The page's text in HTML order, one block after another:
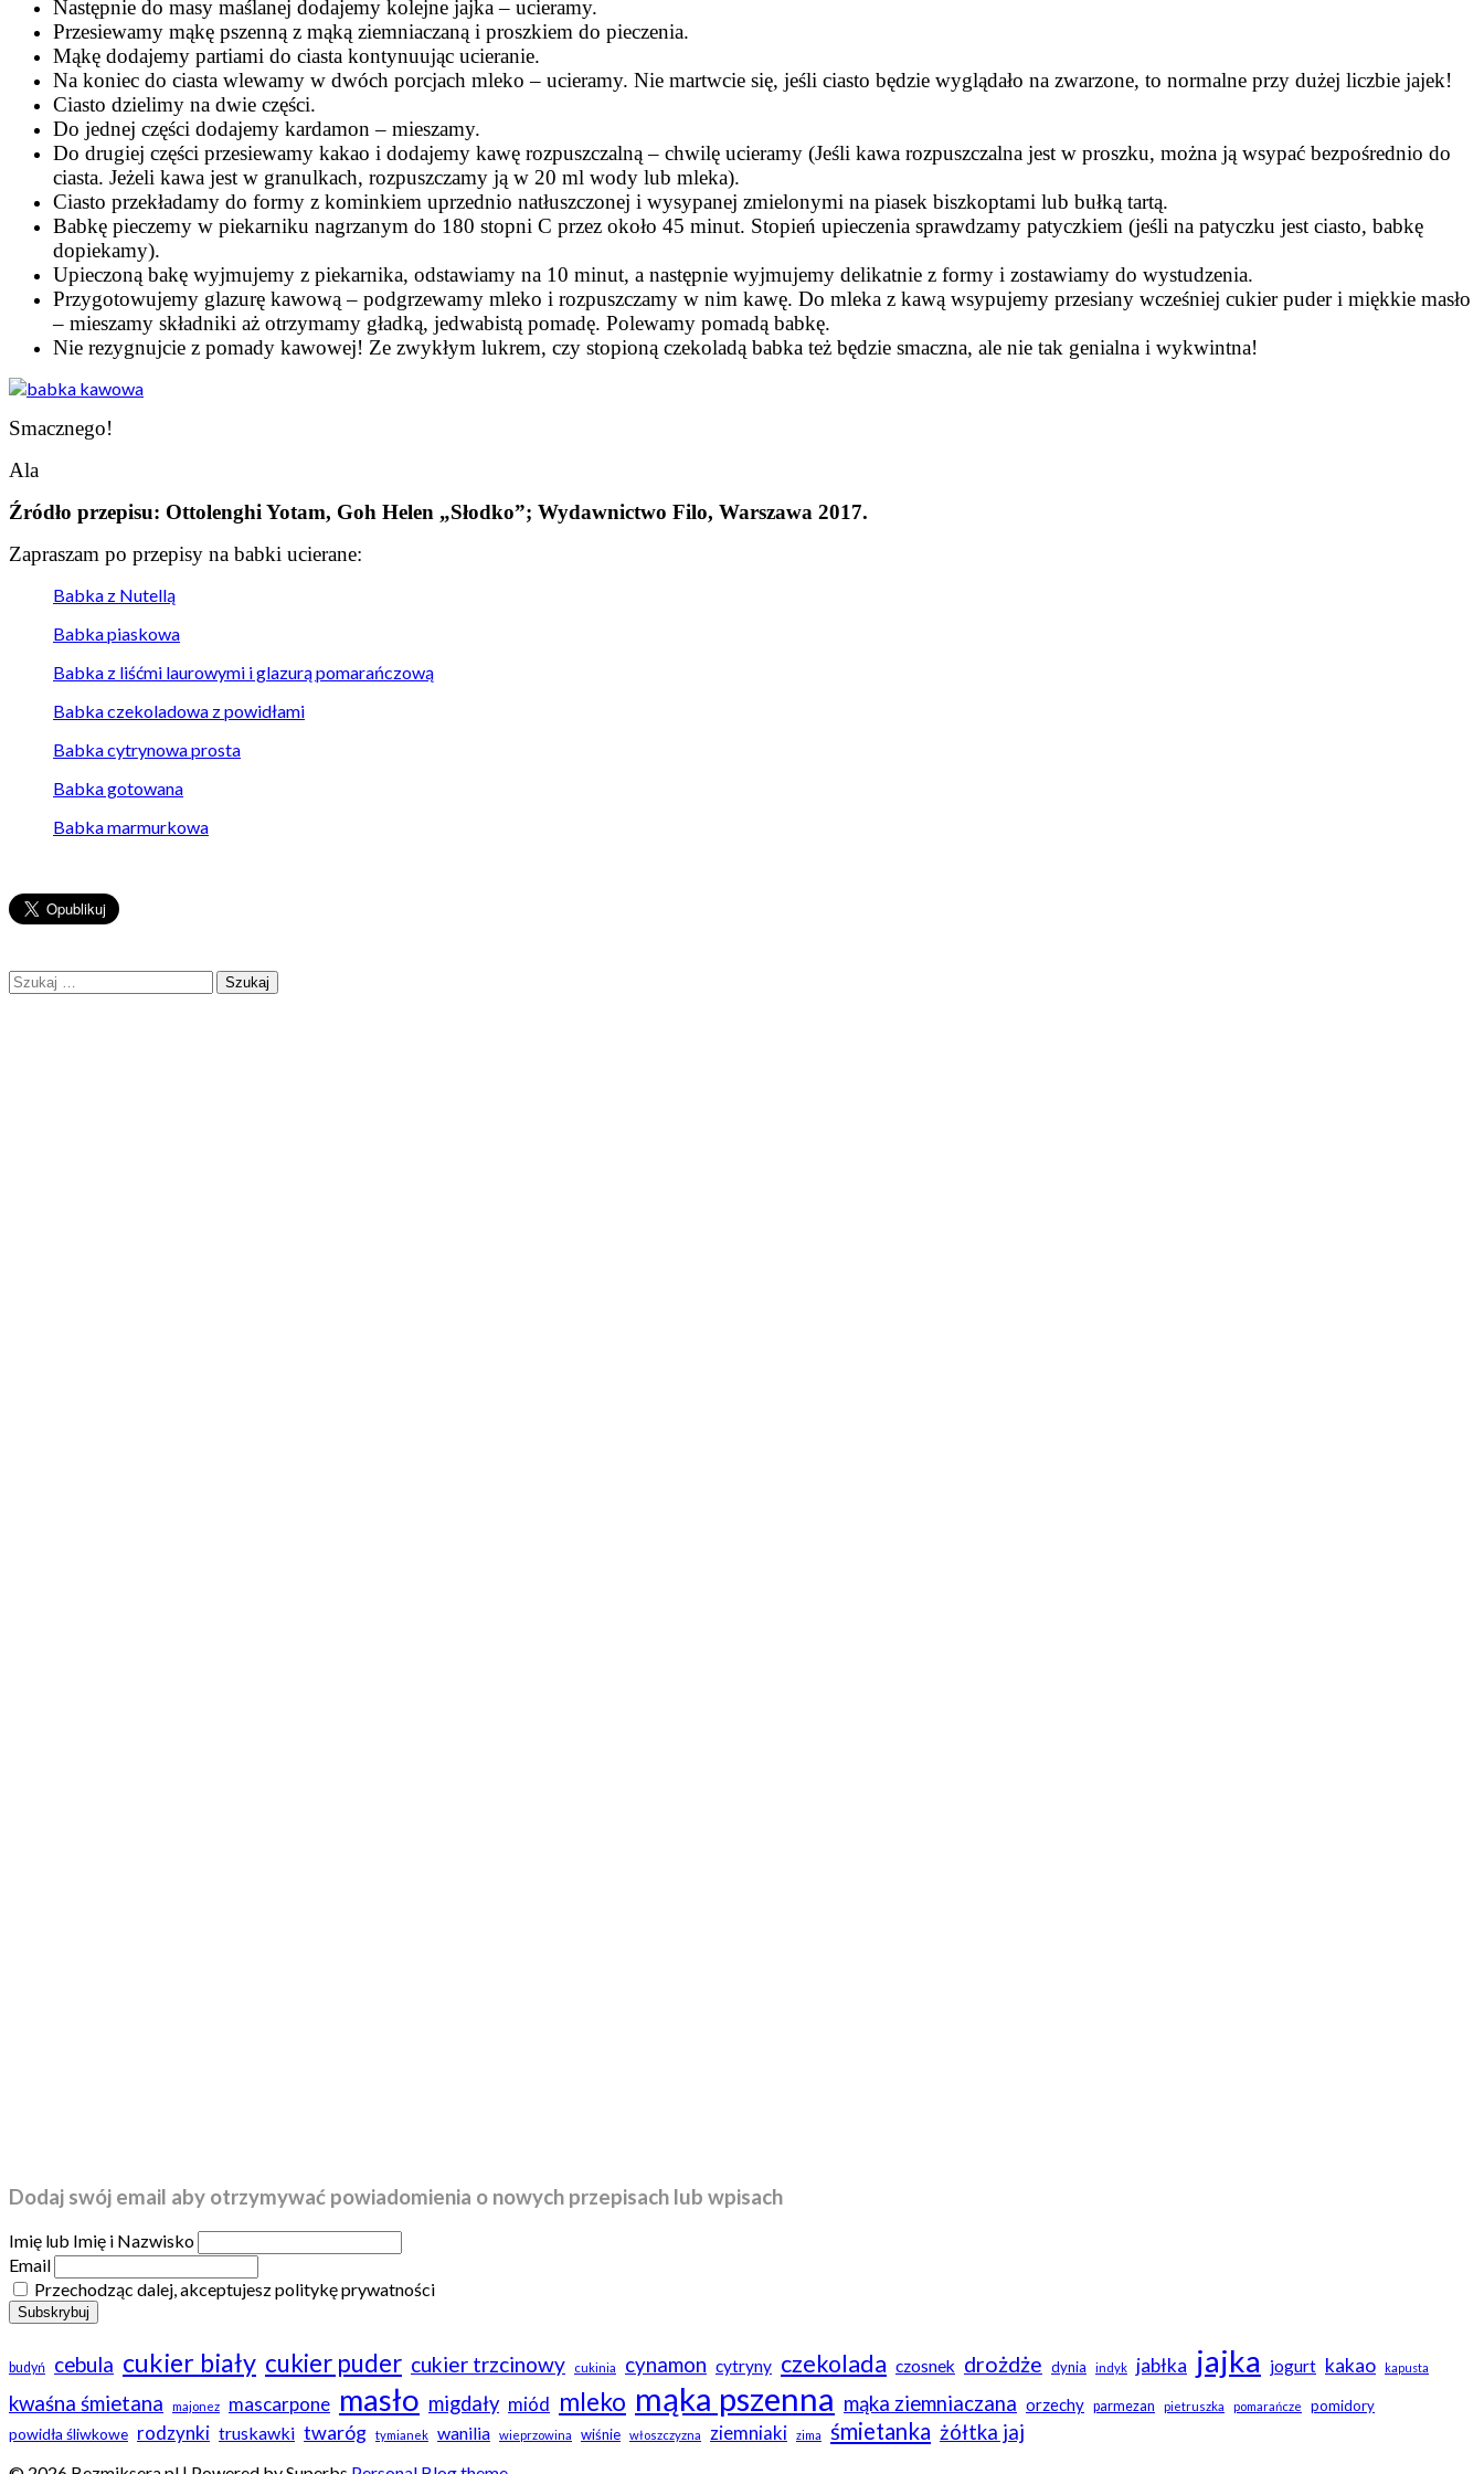
Następnie do masy maślanej dodajemy kolejne jajka – ucieramy.
Przesiewamy mąkę pszenną z mąką ziemniaczaną i proszkiem do pieczenia.
Mąkę dodajemy partiami do ciasta kontynuując ucieranie.
Na koniec do ciasta wlewamy w dwóch porcjach mleko – ucieramy. Nie martwcie się, jeśli ciasto będzie wyglądało na zwarzone, to normalne przy dużej liczbie jajek!
Ciasto dzielimy na dwie części.
Do jednej części dodajemy kardamon – mieszamy.
Do drugiej części przesiewamy kakao i dodajemy kawę rozpuszczalną – chwilę ucieramy (Jeśli kawa rozpuszczalna jest w proszku, można ją wsypać bezpośrednio do
ciasta. Jeżeli kawa jest w granulkach, rozpuszczamy ją w 20 ml wody lub mleka).
Ciasto przekładamy do formy z kominkiem uprzednio natłuszczonej i wysypanej zmielonymi na piasek biszkoptami lub bułką tartą.
Babkę pieczemy w piekarniku nagrzanym do 180 stopni C przez około 45 minut. Stopień upieczenia sprawdzamy patyczkiem (jeśli na patyczku jest ciasto, babkę
dopiekamy).
Upieczoną bakę wyjmujemy z piekarnika, odstawiamy na 10 minut, a następnie wyjmujemy delikatnie z formy i zostawiamy do wystudzenia.
Przygotowujemy glazurę kawową – podgrzewamy mleko i rozpuszczamy w nim kawę. Do mleka z kawą wsypujemy przesiany wcześniej cukier puder i miękkie masło
– mieszamy składniki aż otrzymamy gładką, jedwabistą pomadę. Polewamy pomadą babkę.
Nie rezygnujcie z pomady kawowej! Ze zwykłym lukrem, czy stopioną czekoladą babka też będzie smaczna, ale nie tak genialna i wykwintna!
Smacznego!
Ala
Źródło przepisu: Ottolenghi Yotam, Goh Helen „Słodko”; Wydawnictwo Filo, Warszawa 2017.
Zapraszam po przepisy na babki ucierane:
Babka z Nutellą
Babka piaskowa
Babka z liśćmi laurowymi i glazurą pomarańczową
Babka czekoladowa z powidłami
Babka cytrynowa prosta
Babka gotowana
Babka marmurkowa
Szukaj:
Dodaj swój email aby otrzymywać powiadomienia o nowych przepisach lub wpisach
Imię lub Imię i Nazwisko
Email
Przechodząc dalej, akceptujesz politykę prywatności
budyń cebula cukier biały cukier puder cukier trzcinowy cukinia cynamon cytryny czekolada czosnek drożdże dynia indyk jabłka jajka jogurt kakao kapusta
kwaśna śmietana majonez mascarpone masło migdały miód mleko mąka pszenna mąka ziemniaczana orzechy parmezan pietruszka pomarańcze pomidory
powidła śliwkowe rodzynki truskawki twaróg tymianek wanilia wieprzowina wiśnie włoszczyzna ziemniaki zima śmietanka żółtka jaj